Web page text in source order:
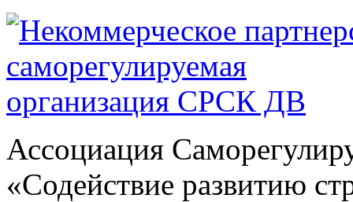
Ассоциация
«Содействие развитию